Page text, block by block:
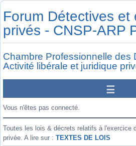
Forum Détectives et
privés - CNSP-ARP
Chambre Professionnelle des
Activité libérale et juridique
Vous n'êtes pas connecté.
Toutes les lois & décrets relatifs à l'exercice
privée. A lire sur : TEXTES DE LOIS